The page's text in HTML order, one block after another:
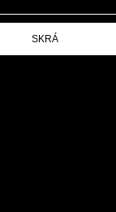
SKRÁ